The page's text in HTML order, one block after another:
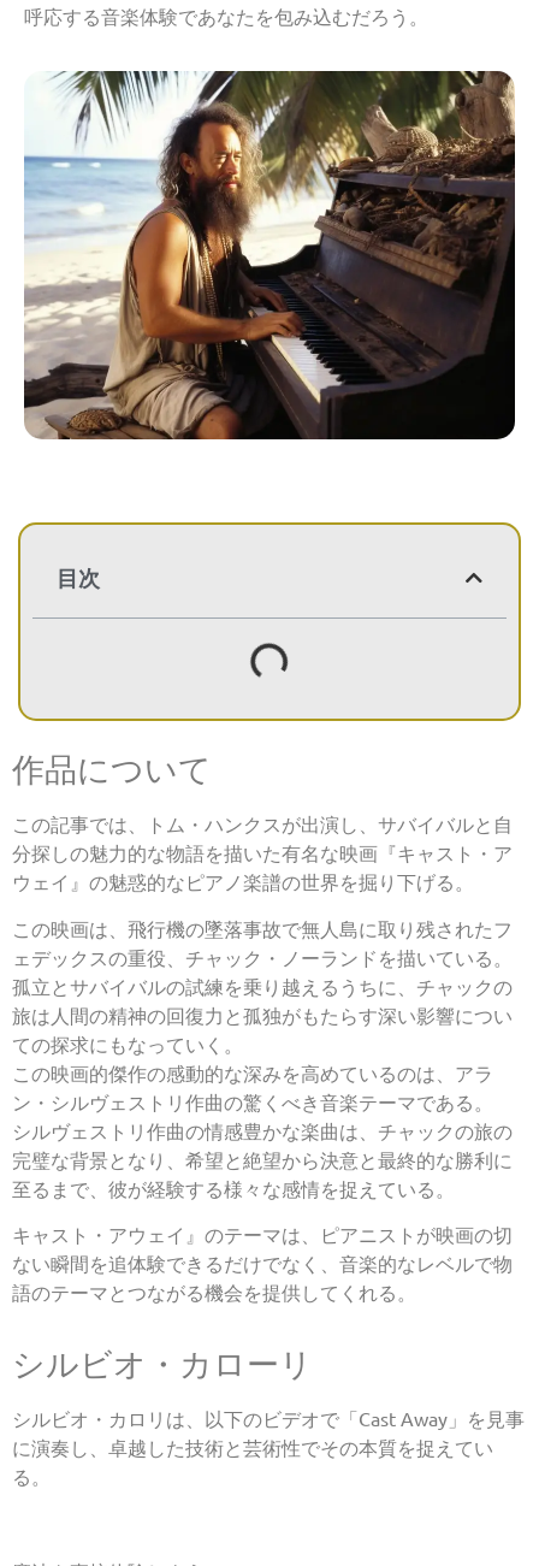
呼応する音楽体験であなたを包み込むだろう。
目次
作品について
この記事では、トム・ハンクスが出演し、サバイバルと自
分探しの魅力的な物語を描いた有名な映画『キャスト・ア
ウェイ』の魅惑的なピアノ楽譜の世界を掘り下げる。
この映画は、飛行機の墜落事故で無人島に取り残されたフ
ェデックスの重役、チャック・ノーランドを描いている。
孤立とサバイバルの試練を乗り越えるうちに、チャックの
旅は人間の精神の回復力と孤独がもたらす深い影響につい
ての探求にもなっていく。
この映画的傑作の感動的な深みを高めているのは、アラ
ン・シルヴェストリ作曲の驚くべき音楽テーマである。
シルヴェストリ作曲の情感豊かな楽曲は、チャックの旅の
完璧な背景となり、希望と絶望から決意と最終的な勝利に
至るまで、彼が経験する様々な感情を捉えている。
キャスト・アウェイ』のテーマは、ピアニストが映画の切
ない瞬間を追体験できるだけでなく、音楽的なレベルで物
語のテーマとつながる機会を提供してくれる。
シルビオ・カローリ
シルビオ・カロリは、以下のビデオで「Cast Away」を見事
に演奏し、卓越した技術と芸術性でその本質を捉えてい
る。